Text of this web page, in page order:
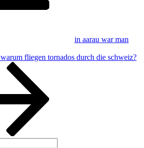
in aarau war man
warum fliegen tornados durch die schweiz?